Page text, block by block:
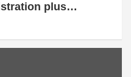
plus